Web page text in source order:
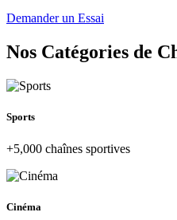
Demander un Essai
Nos Catégories de
Sports
+5,000 chaînes sportives
Cinéma